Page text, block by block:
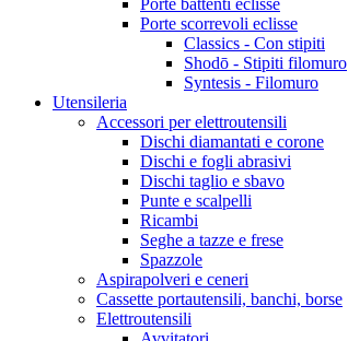
Porte battenti eclisse
Porte scorrevoli eclisse
Classics - Con stipiti
Shodō - Stipiti filomuro
Syntesis - Filomuro
Utensileria
Accessori per elettroutensili
Dischi diamantati e corone
Dischi e fogli abrasivi
Dischi taglio e sbavo
Punte e scalpelli
Ricambi
Seghe a tazze e frese
Spazzole
Aspirapolveri e ceneri
Cassette portautensili, banchi, borse
Elettroutensili